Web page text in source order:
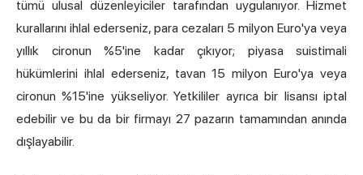
tümü ulusal düzenleyiciler tarafından uygulanıyor. Hizmet
kurallarını ihlal ederseniz, para cezaları 5 milyon Euro'ya veya
yıllık cironun %5'ine kadar çıkıyor; piyasa suistimali
hükümlerini ihlal ederseniz, tavan15 milyon Euro'ya veya
cironun %15'ine yükseliyor. Yetkililer ayrıca bir lisansı iptal
edebilir ve bu da bir firmayı 27 pazarın tamamından anında
dışlayabilir.